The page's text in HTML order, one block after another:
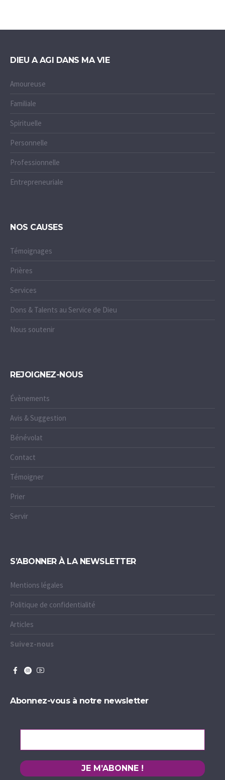
DIEU A AGI DANS MA VIE
Amoureuse
Familiale
Spirituelle
Personnelle
Professionnelle
Entrepreneuriale
NOS CAUSES
Témoignages
Prières
Services
Dons & Talents au Service de Dieu
Nous soutenir
REJOIGNEZ-NOUS
Évènements
Avis & Suggestion
Bénévolat
Contact
Témoigner
Prier
Servir
S’ABONNER À LA NEWSLETTER
Mentions légales
Politique de confidentialité
Articles
Suivez-nous
Abonnez-vous à notre newsletter